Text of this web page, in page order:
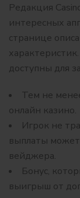
Редакция
интересных
странице
доступны для
Тем не
онлайн казино.
Игрок не
выплаты
вейджера.
Бонус,
выигрыш от